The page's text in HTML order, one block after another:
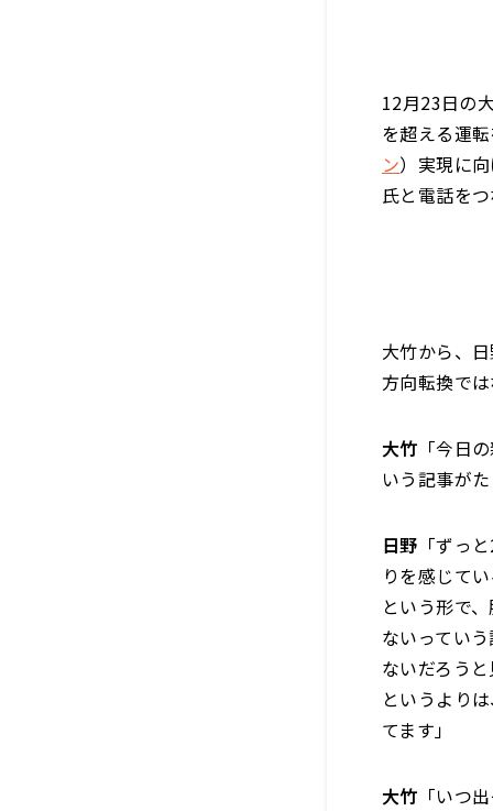
12月23日の
を超える運
ン）実現に
氏と電話を
大竹から、
方向転換で
大竹 「今日
いう記事が
日野 「ずっ
りを感じて
という形で
ないってい
ないだろう
というより
てます」
大竹 「いつ